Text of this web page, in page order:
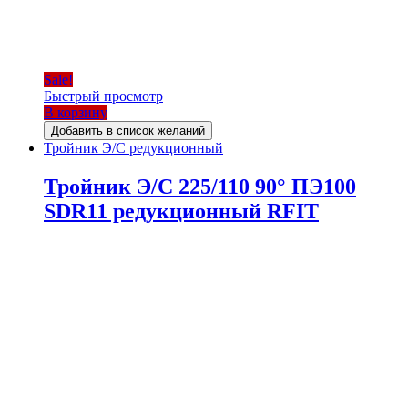
Sale!
Быстрый просмотр
В корзину
Добавить в список желаний
Тройник Э/С редукционный
Тройник Э/С 225/110 90° ПЭ100
SDR11 редукционный RFIT